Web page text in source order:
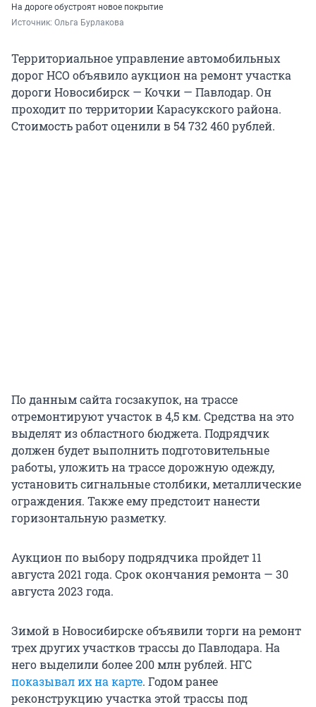
На дороге обустроят новое покрытие
Источник: Ольга Бурлакова
Территориальное управление автомобильных
дорог НСО объявило аукцион на ремонт участка
дороги Новосибирск — Кочки — Павлодар. Он
проходит по территории Карасукского района.
Стоимость работ оценили в 54 732 460 рублей.
По данным сайта госзакупок, на трассе
отремонтируют участок в 4,5 км. Средства на это
выделят из областного бюджета. Подрядчик
должен будет выполнить подготовительные
работы, уложить на трассе дорожную одежду,
установить сигнальные столбики, металлические
ограждения. Также ему предстоит нанести
горизонтальную разметку.
Аукцион по выбору подрядчика пройдет 11
августа 2021 года. Срок окончания ремонта — 30
августа 2023 года.
Зимой в Новосибирске объявили торги на ремонт
трех других участков трассы до Павлодара. На
него выделили более 200 млн рублей. НГС
показывал их на карте. Годом ранее
реконструкцию участка этой трассы под